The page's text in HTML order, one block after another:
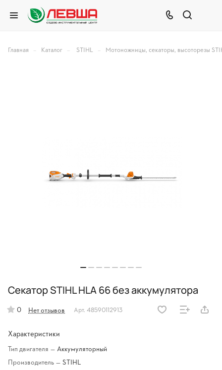
Главная – Каталог – STIHL – Мотоножницы, секаторы, высоторезы
Секатор STIHL HLA 66 без аккумулятора
0 Нет отзывов Арт. 48590112913
Характеристики
Тип двигателя — Аккумуляторный
Производитель — STIHL